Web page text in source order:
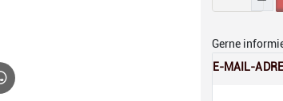
Gerne
E-MAIL-